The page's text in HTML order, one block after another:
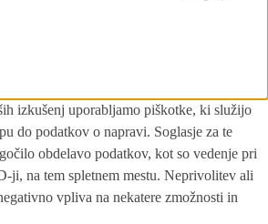
izkušenj uporabljamo piškotke, ki služijo
do podatkov o napravi. Soglasje za te
obdelavo podatkov, kot so vedenje pri
ji, na tem spletnem mestu. Neprivolitev ali
vpliva na nekatere zmožnosti in